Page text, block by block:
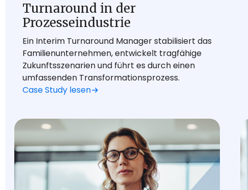
Turnaround in der
Prozesseindustrie
Ein Interim Turnaround Manager stabilisiert das
Familienunternehmen, entwickelt tragfähige
Zukunftsszenarien und führt es durch einen
umfassenden Transformationsprozess.
Case Study lesen